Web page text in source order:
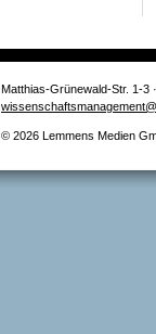
Matthias-Grünewald-Str. 1-3
© 2026 Lemmens Medien